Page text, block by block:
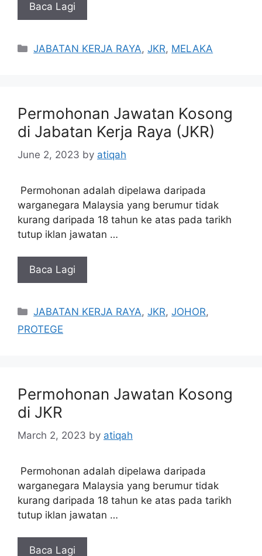
Baca Lagi
Categories
JABATAN KERJA RAYA,JKR, MELAKA
Permohonan Jawatan Kosong
di Jabatan Kerja Raya (JKR)
June 2, 2023 by atiqah
Permohonan adalah dipelawa daripada
warganegara Malaysia yang berumur tidak
kurang daripada 18 tahun ke atas pada tarikh
tutup iklan jawatan …
Baca Lagi
Categories
JABATAN KERJA RAYA,JKR,JOHOR,
PROTEGE
Permohonan Jawatan Kosong
di JKR
March 2, 2023 by atiqah
Permohonan adalah dipelawa daripada
warganegara Malaysia yang berumur tidak
kurang daripada 18 tahun ke atas pada tarikh
tutup iklan jawatan …
Baca Lagi